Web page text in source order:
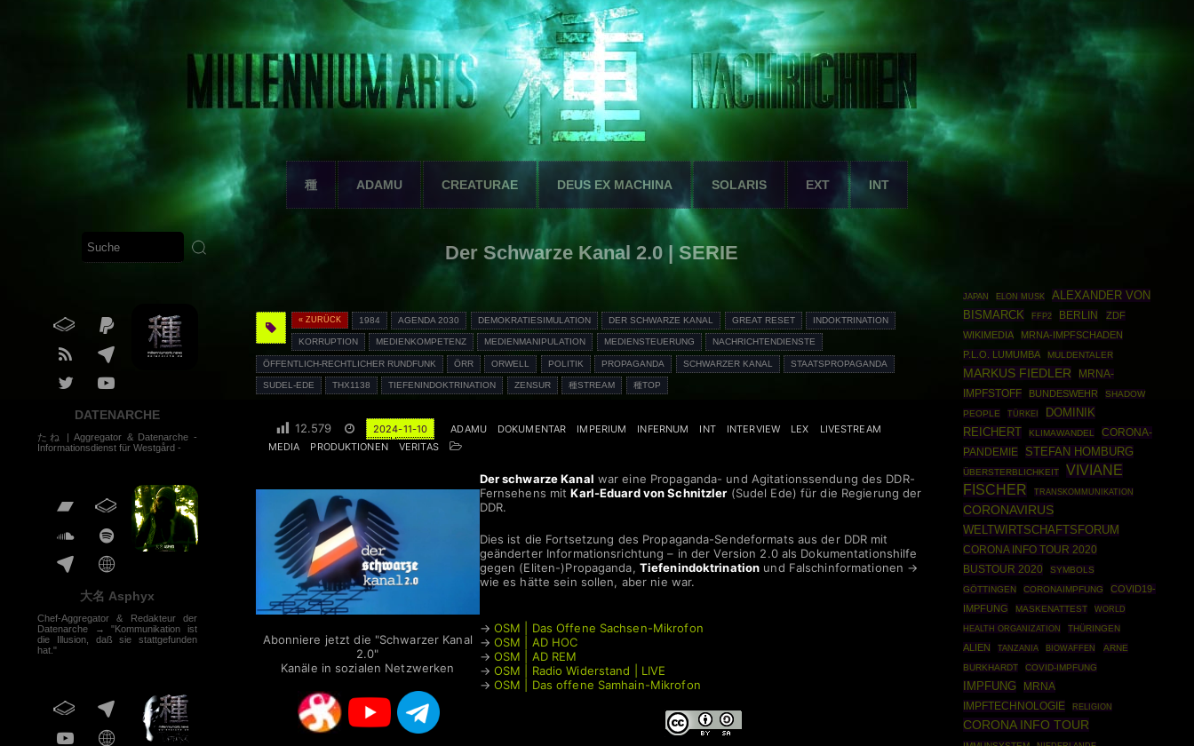
種 ADAMU CREATURAE DEUS EX MACHINA SOLARIS EXT INT
DATENARCHE
たね | Aggregator & Datenarche -
Informationsdienst für Westgård -
大名 Asphyx
Chef-Aggregator & Redakteur der
Datenarche → "Kommunikation ist
die Illusion, daß sie stattgefunden
hat."
Der Schwarze Kanal 2.0 | SERIE
« ZURÜCK 1984 AGENDA 2030 DEMOKRATIESIMULATION DER SCHWARZE KANAL GREAT RESET INDOKTRINATION
KORRUPTION MEDIENKOMPETENZ MEDIENMANIPULATION MEDIENSTEUERUNG NACHRICHTENDIENSTE
ÖFFENTLICH-RECHTLICHER RUNDFUNK ÖRR ORWELL POLITIK PROPAGANDA SCHWARZER KANAL STAATSPROPAGANDA
SUDEL-EDE THX1138 TIEFENINDOKTRINATION ZENSUR 種STREAM 種TOP
12.579 2024-11-10 ADAMU DOKUMENTAR IMPERIUM INFERNUM INT INTERVIEW LEX
LIVESTREAM
MEDIA
PRODUKTIONEN VERITAS
Abonniere jetzt die "Schwarzer Kanal
2.0"
Kanäle in sozialen Netzwerken
Der schwarze Kanal war eine Propaganda- und Agitationssendung des DDR-
Fernsehens mitKarl-Eduard von Schnitzler (Sudel Ede) für die Regierung der
DDR.
Dies ist die Fortsetzung des Propaganda-Sendeformats aus der DDR mit
geänderter Informationsrichtung – in der Version 2.0 als Dokumentationshilfe
gegen (Eliten-)Propaganda, Tiefenindoktrination und Falschinformationen →
wie es hätte sein sollen, aber nie war.
→ OSM | Das Offene Sachsen-Mikrofon
→ OSM | AD HOC
→ OSM | AD REM
→ OSM | Radio Widerstand | LIVE
→ OSM | Das offene Samhain-Mikrofon
JAPAN ELON MUSK
ALEXANDER VON
BISMARCK
FFP2 BERLIN
ZDF
WIKIMEDIA
MRNA-IMPFSCHADEN
P.L.O. LUMUMBA
MULDENTALER
MARKUS FIEDLER
MRNA-
IMPFSTOFF
BUNDESWEHR
SHADOW
PEOPLE
TÜRKEI
DOMINIK
REICHERT
KLIMAWANDEL
CORONA-
PANDEMIE
STEFAN HOMBURG
ÜBERSTERBLICHKEIT
VIVIANE
FISCHER
TRANSKOMMUNIKATION
CORONAVIRUS
WELTWIRTSCHAFTSFORUM
CORONA INFO TOUR 2020
BUSTOUR 2020
SYMBOLS
GÖTTINGEN
CORONAIMPFUNG
COVID19-
IMPFUNG
MASKENATTEST
WORLD
HEALTH ORGANIZATION
THÜRINGEN
ALIEN TANZANIA BIOWAFFEN
ARNE
BURKHARDT
COVID-IMPFUNG
IMPFUNG
MRNA
IMPFTECHNOLOGIE
RELIGION
CORONA INFO TOUR